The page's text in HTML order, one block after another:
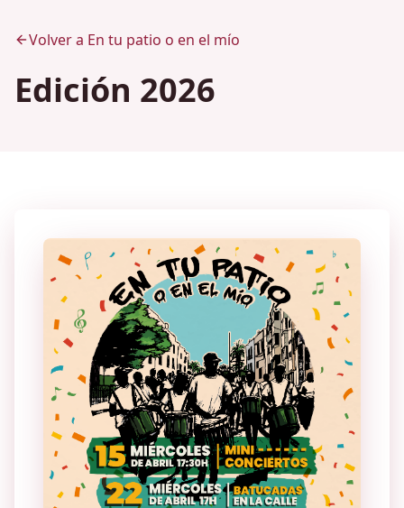
Volver a En tu patio o en el mío
Edición 2026